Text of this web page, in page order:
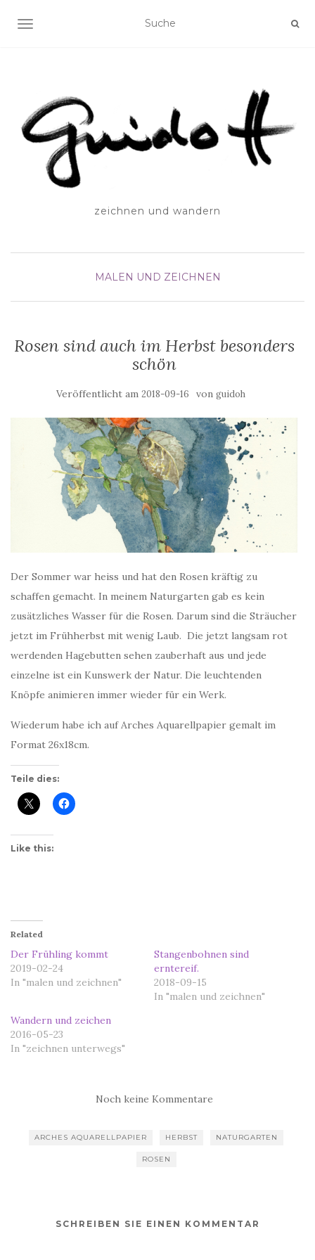
SCHALTE NAVIGATION
zeichnen und wandern
MALEN UND ZEICHNEN
Rosen sind auch im Herbst besonders
schön
Veröffentlicht am 2018-09-16 von guidoh
Der Sommer war heiss und hat den Rosen kräftig zu
schaffen gemacht. In meinem Naturgarten gab es kein
zusätzliches Wasser für die Rosen. Darum sind die Sträucher
jetzt im Frühherbst mit wenig Laub. Die jetzt langsam rot
werdenden Hagebutten sehen zauberhaft aus und jede
einzelne ist ein Kunswerk der Natur. Die leuchtenden
Knöpfe animieren immer wieder für ein Werk.
Wiederum habe ich auf Arches Aquarellpapier gemalt im
Format 26x18cm.
Teile dies:
Like this:
Related
Der Frühling kommt
2019-02-24
In "malen und zeichnen"
Stangenbohnen sind
erntereif.
2018-09-15
In "malen und zeichnen"
Wandern und zeichen
2016-05-23
In "zeichnen unterwegs"
Noch keine Kommentare
ARCHES AQUARELLPAPIER HERBST NATURGARTEN
ROSEN
SCHREIBEN SIE EINEN KOMMENTAR